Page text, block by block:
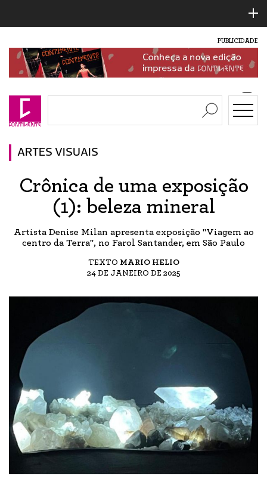
PUBLICIDADE
ARTES VISUAIS
Crônica de uma exposição
(1): beleza mineral
Artista Denise Milan apresenta exposição "Viagem ao
centro da Terra", no Farol Santander, em São Paulo
TEXTO MARIO HELIO
24 DE JANEIRO DE 2025